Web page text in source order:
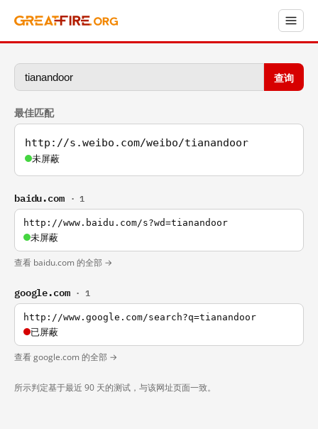
查询
最佳匹配
http://s.weibo.com/weibo/tianandoor
未屏蔽
baidu.com · 1
http://www.baidu.com/s?wd=tianandoor
未屏蔽
查看 baidu.com 的全部 →
google.com · 1
http://www.google.com/search?q=tianandoor
已屏蔽
查看 google.com 的全部 →
所示判定基于最近 90 天的测试，与该网址页面一致。